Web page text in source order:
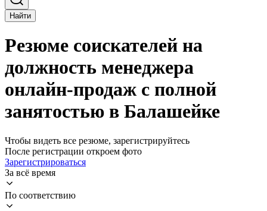
Найти
Резюме соискателей на
должность менеджера
онлайн-продаж с полной
занятостью в Балашейке
Чтобы видеть все резюме, зарегистрируйтесь
После регистрации откроем фото
Зарегистрироваться
За всё время
По соответствию